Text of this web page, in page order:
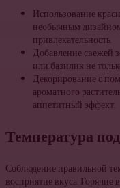
Использование
необычным
привлекательность.
Добавление свежей
или базилик не
Декорирование с
ароматного
аппетитный эффект.
Температура
Соблюдение правильной
восприятие вкуса.